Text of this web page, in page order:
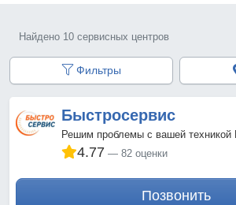
Найдено 10 сервисных центров
Фильтры
Быстросервис
Решим проблемы с вашей техникой
4.77 82 оценки
Позвонить